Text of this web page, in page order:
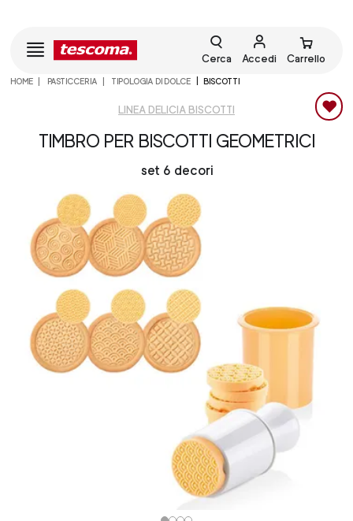
Cerca Accedi Carrello
HOME PASTICCERIA TIPOLOGIA DI DOLCE BISCOTTI
LINEA DELICIA BISCOTTI
TIMBRO PER BISCOTTI GEOMETRICI
set 6 decori